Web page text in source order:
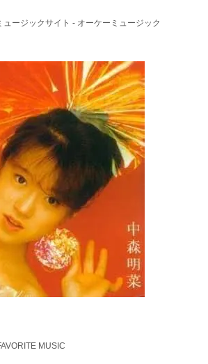
ージックサイト - オーケーミュージック
MUSIC